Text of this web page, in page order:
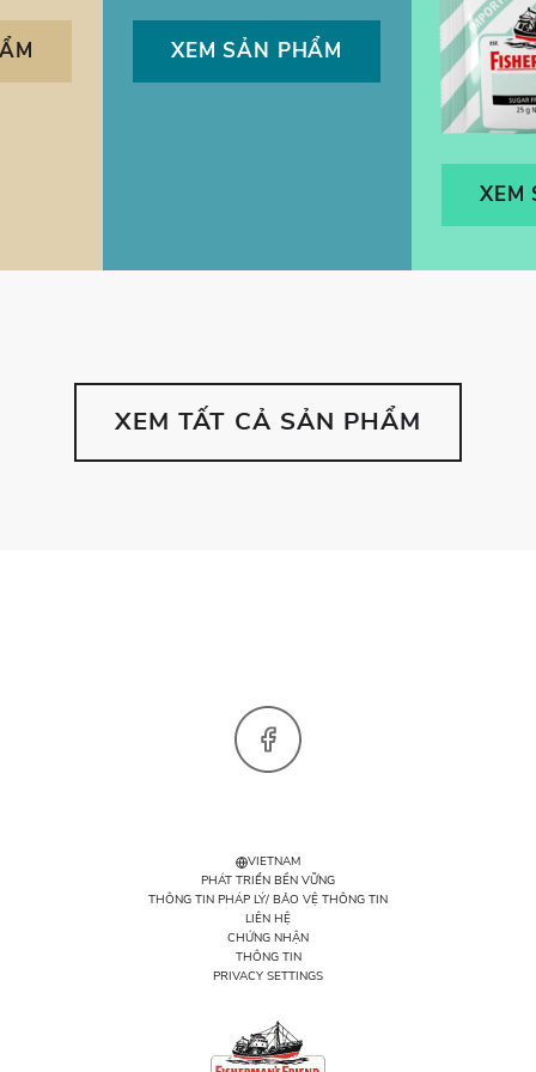
XEM SẢN PHẨM
XEM
XEM TẤT CẢ SẢN PHẨM
VIETNAM
PHÁT TRIỂN BỀN VỮNG
THÔNG TIN PHÁP LÝ/ BẢO VỆ THÔNG TIN
LIÊN HỆ
CHỨNG NHẬN
THÔNG TIN
PRIVACY SETTINGS